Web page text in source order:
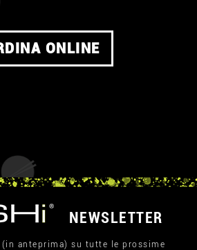
ONLINE
NEWSLETTER
(in anteprima) su tutte le prossime